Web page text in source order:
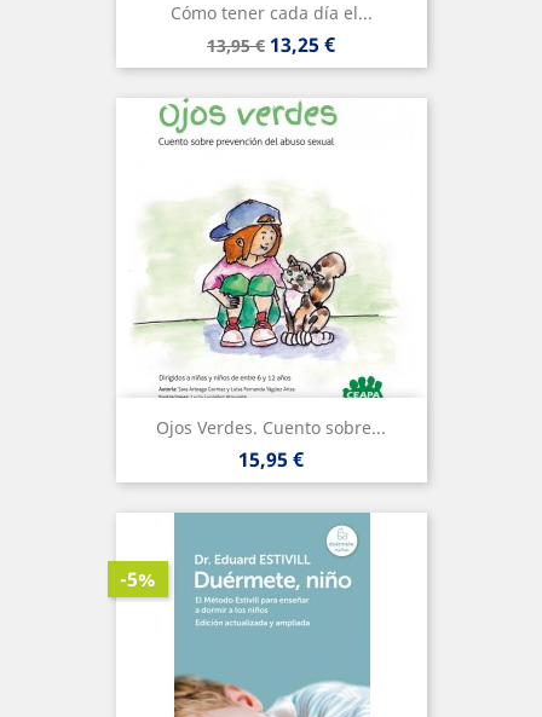
Cómo tener cada día el...
Precio
base
13,95 € Precio
13,25 €
Ojos Verdes. Cuento sobre...
Precio
15,95 €
-5%